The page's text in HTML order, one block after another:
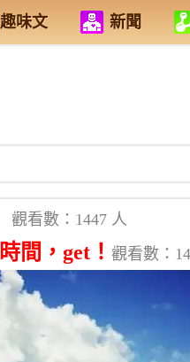
趣味文 新聞
觀看數：1447 人
間，get！ 觀看數：